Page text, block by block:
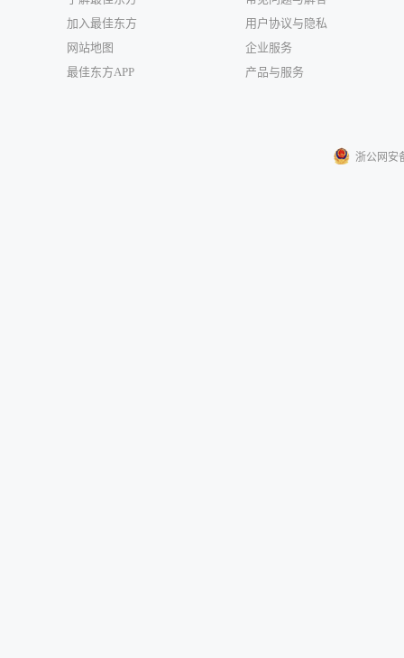
加入最佳东方
网站地图
最佳东方APP
用户协议与隐私
企业服务
产品与服务
浙公网安